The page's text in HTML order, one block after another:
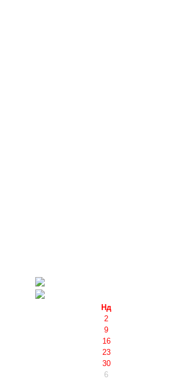
Нд
2
9
16
23
30
6